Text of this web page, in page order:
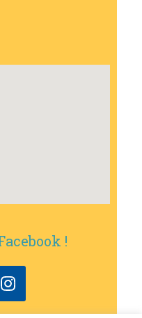
!